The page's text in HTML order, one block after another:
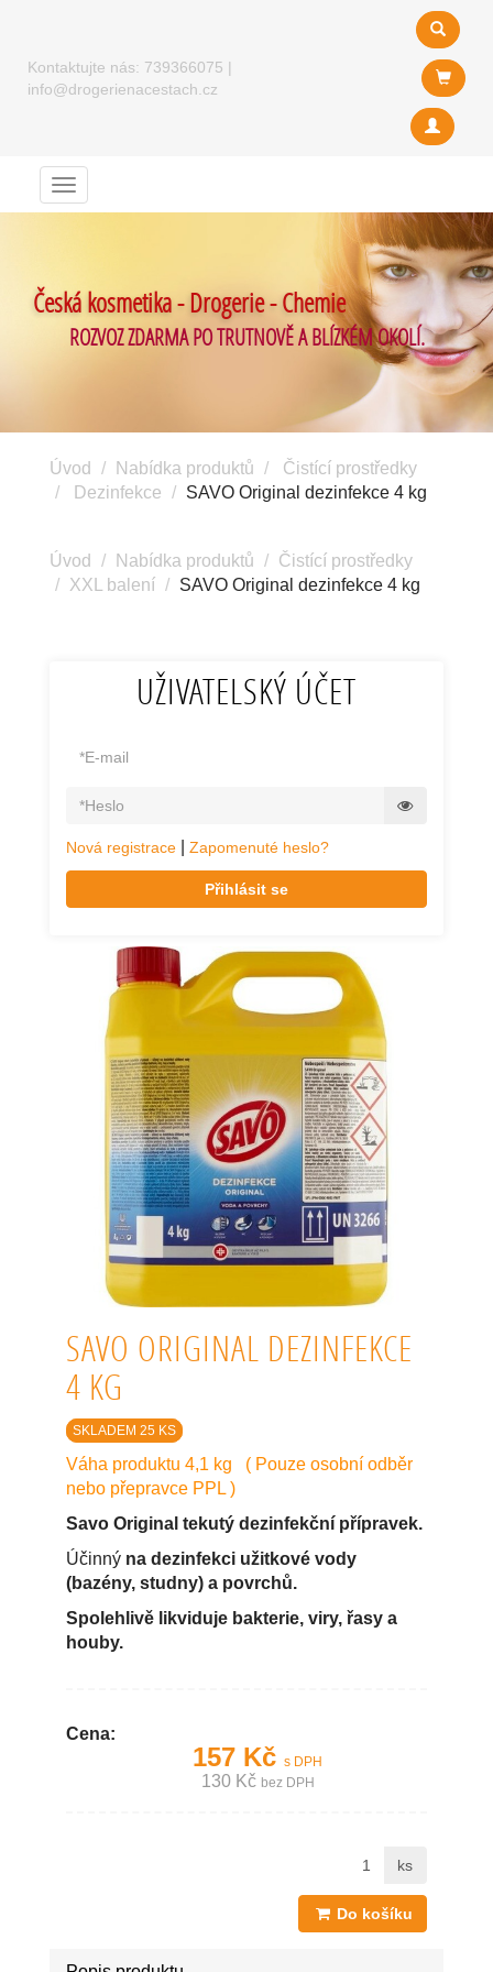
Kontaktujte nás: 739366075 |
info@drogerienacestach.cz
Menu
Česká kosmetika - Drogerie - Chemie
ROZVOZ ZDARMA PO TRUTNOVĚ A BLÍZKÉM OKOLÍ.
Úvod Nabídka produktů
Čistící prostředky
Dezinfekce
SAVO Original dezinfekce 4 kg
Úvod Nabídka produktů
Čistící prostředky
XXL balení
SAVO Original dezinfekce 4 kg
UŽIVATELSKÝ ÚČET
Nová registrace Zapomenuté heslo?
Přihlásit se
SAVO ORIGINAL DEZINFEKCE
4 KG
SKLADEM 25 KS
Váha produktu 4,1 kg ( Pouze osobní odběr
nebo přepravce PPL )
Savo Original tekutý dezinfekční přípravek.
Účinný na dezinfekci užitkové vody
(bazény, studny) a povrchů.
Spolehlivě likviduje bakterie, viry, řasy a
houby.
Cena:
157 Kč s DPH
130 Kč bez DPH
ks
Do košíku